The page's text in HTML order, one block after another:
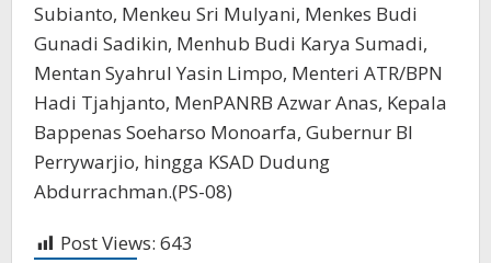
Subianto, Menkeu Sri Mulyani, Menkes Budi
Gunadi Sadikin, Menhub Budi Karya Sumadi,
Mentan Syahrul Yasin Limpo, Menteri ATR/BPN
Hadi Tjahjanto, MenPANRB Azwar Anas, Kepala
Bappenas Soeharso Monoarfa, Gubernur BI
Perrywarjio, hingga KSAD Dudung
Abdurrachman.(PS-08)
Post Views: 643